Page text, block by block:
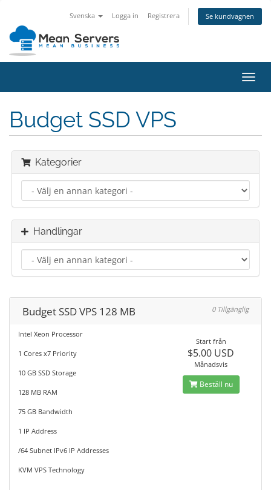
Svenska Logga in Registrera Se kundvagnen
Växla
Budget SSD VPS
Kategorier
Handlingar
Budget SSD VPS 128 MB 0 Tillgänglig
Intel Xeon Processor
1 Cores x7 Priority
10 GB SSD Storage
128 MB RAM
75 GB Bandwidth
1 IP Address
/64 Subnet IPv6 IP Addresses
KVM VPS Technology
Start från
$5.00 USD
Månadsvis
Beställ nu